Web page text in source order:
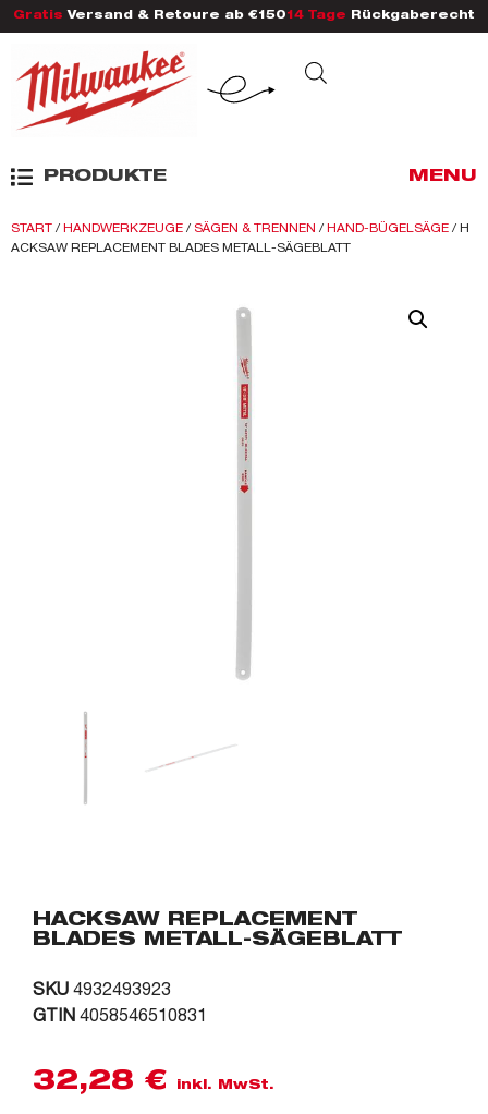
Gratis Versand & Retoure ab €150 14 Tage Rückgaberecht
PRODUKTE MENU
START / HANDWERKZEUGE / SÄGEN & TRENNEN / HAND-BÜGELSÄGE / H
ACKSAW REPLACEMENT BLADES METALL-SÄGEBLATT
HACKSAW REPLACEMENT
BLADES METALL-SÄGEBLATT
SKU 4932493923
GTIN 4058546510831
32,28 € inkl. MwSt.